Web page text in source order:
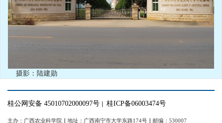
摄影：陆建勋
桂公网安备 45010702000097号 ｜ 桂ICP备06003474号
主办：广西农业科学院 ｜ 地址：广西南宁市大学东路174号 ｜ 邮编：530007